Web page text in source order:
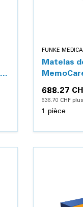
FUNKE
Matelas
688.27
636.70 CHF
1 pièce